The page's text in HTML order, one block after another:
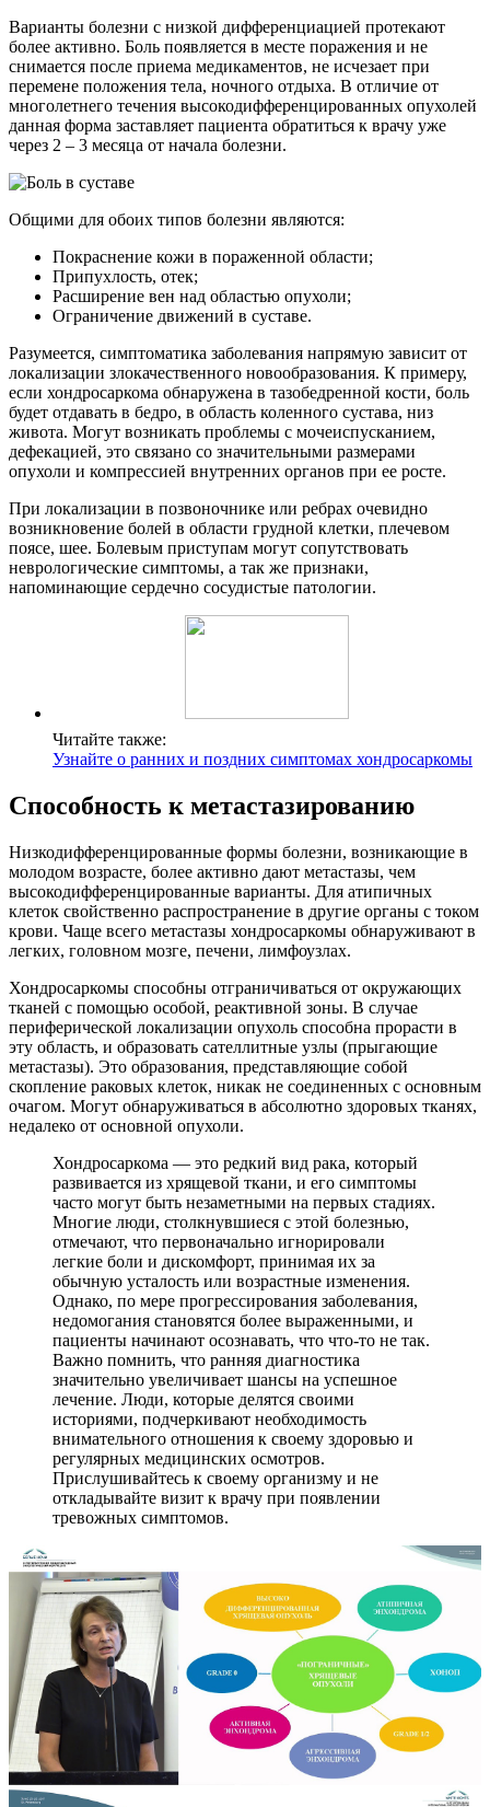
Варианты болезни с низкой дифференциацией протекают
более активно. Боль появляется в месте поражения и не
снимается после приема медикаментов, не исчезает при
перемене положения тела, ночного отдыха. В отличие от
многолетнего течения высокодифференцированных опухолей
данная форма заставляет пациента обратиться к врачу уже
через 2 – 3 месяца от начала болезни.
Общими для обоих типов болезни являются:
Покраснение кожи в пораженной области;
Припухлость, отек;
Расширение вен над областью опухоли;
Ограничение движений в суставе.
Разумеется, симптоматика заболевания напрямую зависит от
локализации злокачественного новообразования. К примеру,
если хондросаркома обнаружена в тазобедренной кости, боль
будет отдавать в бедро, в область коленного сустава, низ
живота. Могут возникать проблемы с мочеиспусканием,
дефекацией, это связано со значительными размерами
опухоли и компрессией внутренних органов при ее росте.
При локализации в позвоночнике или ребрах очевидно
возникновение болей в области грудной клетки, плечевом
поясе, шее. Болевым приступам могут сопутствовать
неврологические симптомы, а так же признаки,
напоминающие сердечно сосудистые патологии.
Читайте также:
Узнайте о ранних и поздних симптомах хондросаркомы
Способность к метастазированию
Низкодифференцированные формы болезни, возникающие в
молодом возрасте, более активно дают метастазы, чем
высокодифференцированные варианты. Для атипичных
клеток свойственно распространение в другие органы с током
крови. Чаще всего метастазы хондросаркомы обнаруживают в
легких, головном мозге, печени, лимфоузлах.
Хондросаркомы способны отграничиваться от окружающих
тканей с помощью особой, реактивной зоны. В случае
периферической локализации опухоль способна прорасти в
эту область, и образовать сателлитные узлы (прыгающие
метастазы). Это образования, представляющие собой
скопление раковых клеток, никак не соединенных с основным
очагом. Могут обнаруживаться в абсолютно здоровых тканях,
недалеко от основной опухоли.
Хондросаркома — это редкий вид рака, который
развивается из хрящевой ткани, и его симптомы
часто могут быть незаметными на первых стадиях.
Многие люди, столкнувшиеся с этой болезнью,
отмечают, что первоначально игнорировали
легкие боли и дискомфорт, принимая их за
обычную усталость или возрастные изменения.
Однако, по мере прогрессирования заболевания,
недомогания становятся более выраженными, и
пациенты начинают осознавать, что что-то не так.
Важно помнить, что ранняя диагностика
значительно увеличивает шансы на успешное
лечение. Люди, которые делятся своими
историями, подчеркивают необходимость
внимательного отношения к своему здоровью и
регулярных медицинских осмотров.
Прислушивайтесь к своему организму и не
откладывайте визит к врачу при появлении
тревожных симптомов.